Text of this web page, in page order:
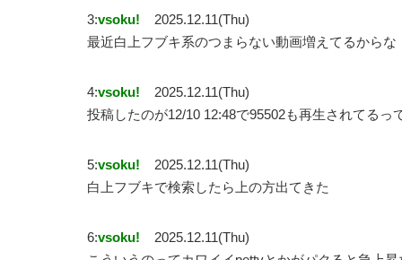
3:vsoku!
2025.12.11(Thu)
最近白上フブキ系のつまらない動画増えてるからな
4:vsoku!
2025.12.11(Thu)
投稿したのが12/10 12:48で95502も再生されてるっ
5:vsoku!
2025.12.11(Thu)
白上フブキで検索したら上の方出てきた
6:vsoku!
2025.12.11(Thu)